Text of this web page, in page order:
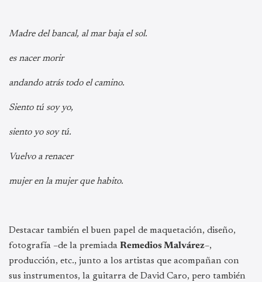
Madre del bancal, al mar baja el sol.
es nacer morir
andando atrás todo el camino.
Siento tú soy yo,
siento yo soy tú.
Vuelvo a renacer
mujer en la mujer que habito.
Destacar también el buen papel de maquetación, diseño,
fotografía –de la premiada Remedios Malvárez–,
producción, etc., junto a los artistas que acompañan con
sus instrumentos, la guitarra de David Caro, pero también